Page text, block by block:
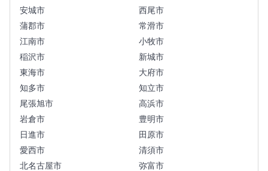
安城市
西尾市
蒲郡市
常滑市
江南市
小牧市
稲沢市
新城市
東海市
大府市
知多市
知立市
尾張旭市
高浜市
岩倉市
豊明市
日進市
田原市
愛西市
清須市
北名古屋市
弥富市